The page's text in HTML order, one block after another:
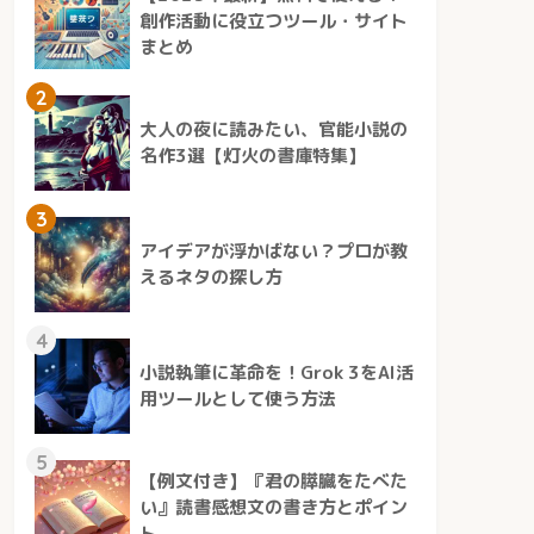
創作活動に役立つツール・サイト
まとめ
2
大人の夜に読みたい、官能小説の
名作3選【灯火の書庫特集】
3
アイデアが浮かばない？プロが教
えるネタの探し方
4
小説執筆に革命を！Grok 3をAI活
用ツールとして使う方法
5
【例文付き】『君の膵臓をたべた
い』読書感想文の書き方とポイン